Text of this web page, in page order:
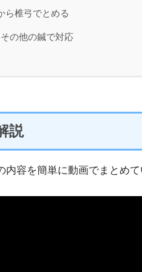
ら椎弓でとめる
の他の鍼で対応
説
内容を簡単に動画でまとめ